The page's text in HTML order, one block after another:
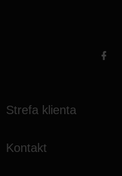
Strefa klienta
Kontakt